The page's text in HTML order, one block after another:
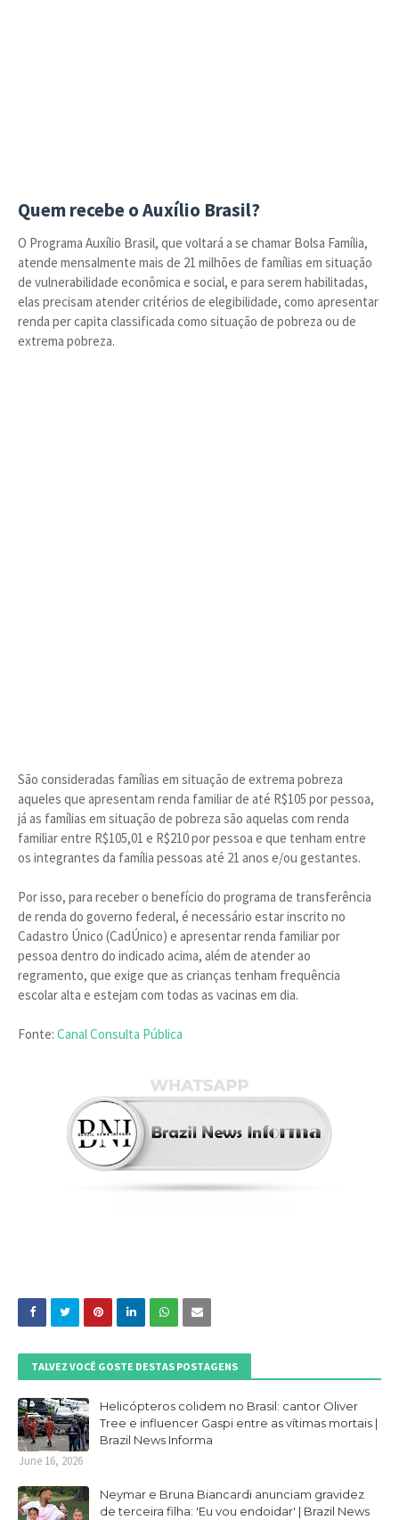
Quem recebe o Auxílio Brasil?
O Programa Auxílio Brasil, que voltará a se chamar Bolsa Família,
atende mensalmente mais de 21 milhões de famílias em situação
de vulnerabilidade econômica e social, e para serem habilitadas,
elas precisam atender critérios de elegibilidade, como apresentar
renda per capita classificada como situação de pobreza ou de
extrema pobreza.
São consideradas famílias em situação de extrema pobreza
aqueles que apresentam renda familiar de até R$105 por pessoa,
já as famílias em situação de pobreza são aquelas com renda
familiar entre R$105,01 e R$210 por pessoa e que tenham entre
os integrantes da família pessoas até 21 anos e/ou gestantes.
Por isso, para receber o benefício do programa de transferência
de renda do governo federal, é necessário estar inscrito no
Cadastro Único (CadÚnico) e apresentar renda familiar por
pessoa dentro do indicado acima, além de atender ao
regramento, que exige que as crianças tenham frequência
escolar alta e estejam com todas as vacinas em dia.
Fonte: Canal Consulta Pública
TALVEZ VOCÊ GOSTE DESTAS POSTAGENS
Helicópteros colidem no Brasil: cantor Oliver
Tree e influencer Gaspi entre as vítimas mortais |
Brazil News Informa
June 16, 2026
Neymar e Bruna Biancardi anunciam gravidez
de terceira filha: 'Eu vou endoidar' | Brazil News